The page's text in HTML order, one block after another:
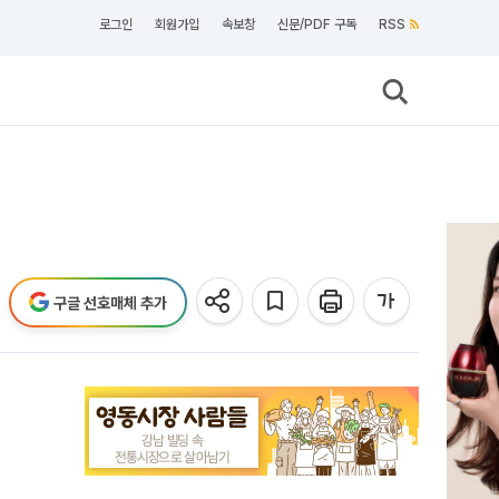
로그인 회원가입 속보창 신문/PDF 구독 RSS
구글 선호매체 추가